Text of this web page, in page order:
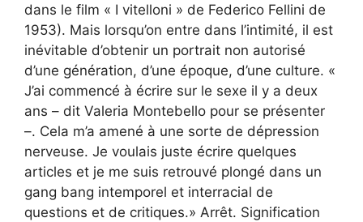
dans le film « I vitelloni » de Federico Fellini de
1953). Mais lorsqu’on entre dans l’intimité, il est
inévitable d’obtenir un portrait non autorisé
d’une génération, d’une époque, d’une culture. «
J’ai commencé à écrire sur le sexe il y a deux
ans – dit Valeria Montebello pour se présenter
–. Cela m’a amené à une sorte de dépression
nerveuse. Je voulais juste écrire quelques
articles et je me suis retrouvé plongé dans un
gang bang intemporel et interracial de
questions et de critiques.» Arrêt. Signification